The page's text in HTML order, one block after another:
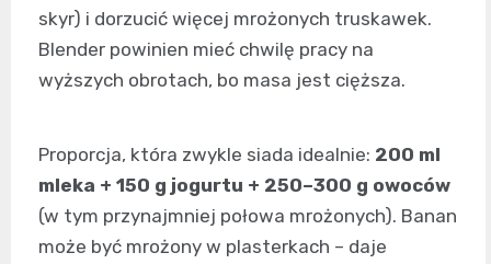
skyr) i dorzucić więcej mrożonych truskawek.
Blender powinien mieć chwilę pracy na
wyższych obrotach, bo masa jest cięższa.
Proporcja, która zwykle siada idealnie: 200 ml
mleka + 150 g jogurtu + 250–300 g owoców
(w tym przynajmniej połowa mrożonych). Banan
może być mrożony w plasterkach – daje